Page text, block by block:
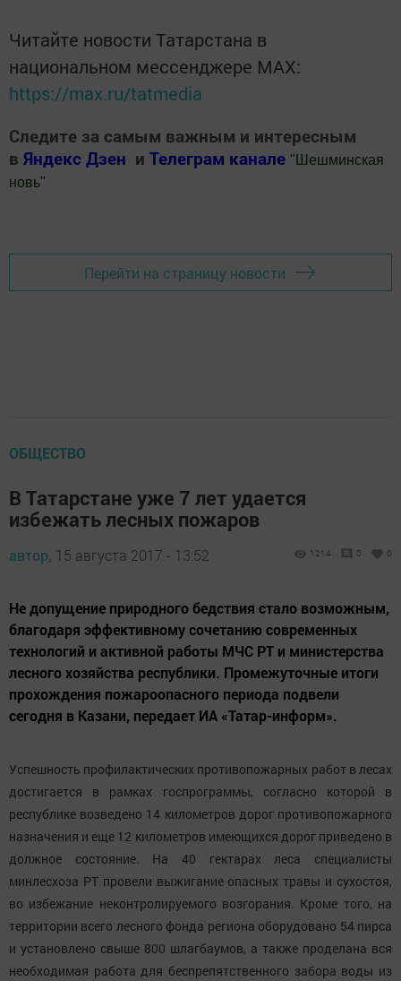
Читайте новости Татарстана в
национальном мессенджере MАХ:
https://max.ru/tatmedia
Следите за самым важным и интересным
в Яндекс Дзен и Телеграм канале " Шешминская
новь"
Перейти на страницу новости
ОБЩЕСТВО
В Татарстане уже 7 лет удается
избежать лесных пожаров
автор, 15 августа 2017 - 13:52 1214 0 0
Не допущение природного бедствия стало возможным,
благодаря эффективному сочетанию современных
технологий и активной работы МЧС РТ и министерства
лесного хозяйства республики. Промежуточные итоги
прохождения пожароопасного периода подвели
сегодня в Казани, передает ИА «Татар-информ».
Успешность профилактических противопожарных работ в лесах
достигается в рамках госпрограммы, согласно которой в
республике возведено 14 километров дорог противопожарного
назначения и еще 12 километров имеющихся дорог приведено в
должное состояние. На 40 гектарах леса специалисты
минлесхоза РТ провели выжигание опасных травы и сухостоя,
во избежание неконтролируемого возгорания. Кроме того, на
территории всего лесного фонда региона оборудовано 54 пирса
и установлено свыше 800 шлагбаумов, а также проделана вся
необходимая работа для беспрепятственного забора воды из